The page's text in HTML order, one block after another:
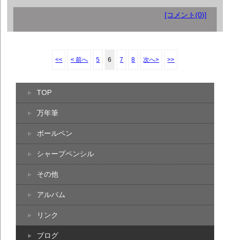
[コメント(0)]
<< < 前へ 5 6 7 8 次へ> >>
TOP
万年筆
ボールペン
シャープペンシル
その他
アルバム
リンク
ブログ